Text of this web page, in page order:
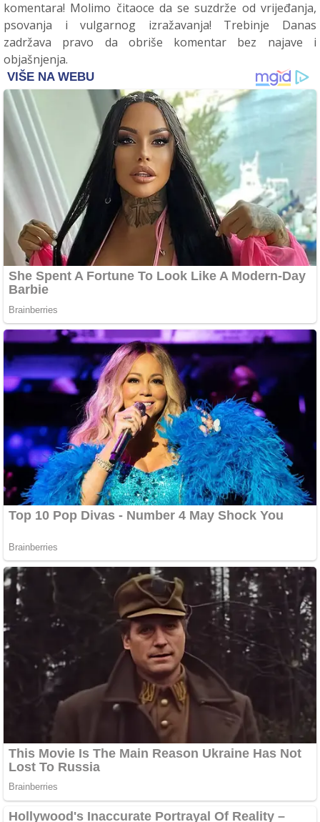
komentara! Molimo čitaoce da se suzdrže od vrijeđanja,
psovanja i vulgarnog izražavanja! Trebinje Danas
zadržava pravo da obriše komentar bez najave i
objašnjenja.